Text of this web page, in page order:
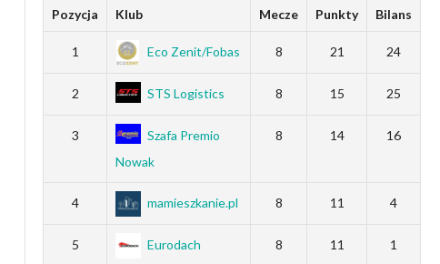
Pozycja Klub Mecze Punkty Bilans
1 Eco Zenit/Fobas 8 21 24
2 STS Logistics 8 15 25
3
Szafa Premio
Nowak
8 14 16
4 mamieszkanie.pl 8 11 4
5 Eurodach 8 11 1